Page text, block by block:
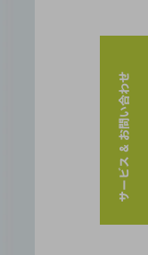
サービス & お問い合わせ